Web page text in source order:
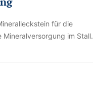
für die
im Stall.